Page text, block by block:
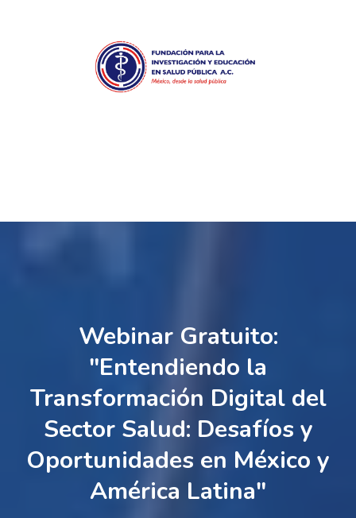
Webinar Gratuito:
"Entendiendo la
Transformación Digital del
Sector Salud: Desafíos y
Oportunidades en México y
América Latina"